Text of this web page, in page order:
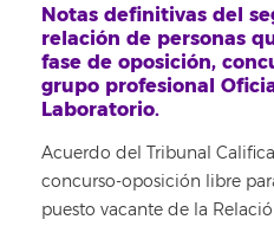
Notas definitivas del
relación de personas
fase de oposición,
grupo profesional
Laboratorio.
Acuerdo del Tribunal
concurso-oposición libre
puesto vacante de la